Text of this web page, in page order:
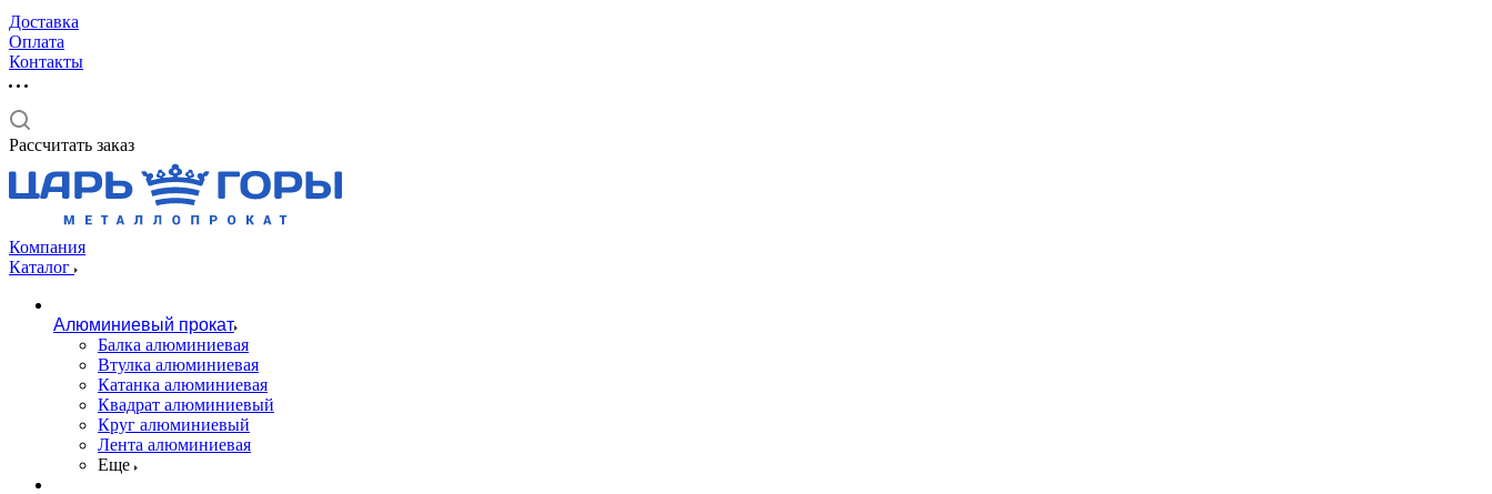
Доставка
Оплата
Контакты
Рассчитать заказ
Компания
Каталог
Алюминиевый прокат
Балка алюминиевая
Втулка алюминиевая
Катанка алюминиевая
Квадрат алюминиевый
Круг алюминиевый
Лента алюминиевая
Еще